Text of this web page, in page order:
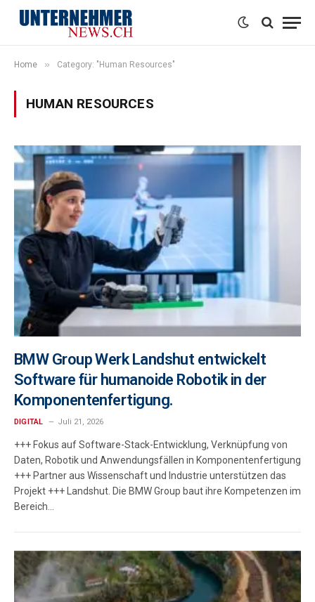
Home » Category: "Human Resources"
HUMAN RESOURCES
BMW Group Werk Landshut entwickelt
Software für humanoide Robotik in der
Komponentenfertigung.
DIGITAL Juli 21, 2026
+++ Fokus auf Software-Stack-Entwicklung, Verknüpfung von
Daten, Robotik und Anwendungsfällen in Komponentenfertigung
+++ Partner aus Wissenschaft und Industrie unterstützen das
Projekt +++ Landshut. Die BMW Group baut ihre Kompetenzen im
Bereich…